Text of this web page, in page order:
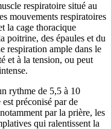
respiratoire situé au
mouvements respiratoires
la cage thoracique
poitrine, des épaules et du
respiration ample dans le
et à la tension, ou peut
rythme de 5,5 à 10
préconisé par de
par la prière, les
qui ralentissent la